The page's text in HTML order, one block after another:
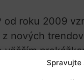
Spravujte
roku 2009
nových
prekážku